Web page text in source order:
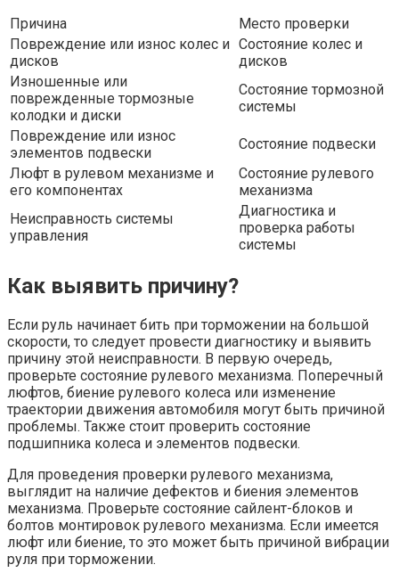
Причина
Место проверки
Повреждение или износ колес и
дисков
Состояние колес и
дисков
Изношенные или
поврежденные тормозные
колодки и диски
Состояние тормозной
системы
Повреждение или износ
элементов подвески
Состояние подвески
Люфт в рулевом механизме и
его компонентах
Состояние рулевого
механизма
Неисправность системы
управления
Диагностика и
проверка работы
системы
Как выявить причину?
Если руль начинает бить при торможении на большой
скорости, то следует провести диагностику и выявить
причину этой неисправности. В первую очередь,
проверьте состояние рулевого механизма. Поперечный
люфтов, биение рулевого колеса или изменение
траектории движения автомобиля могут быть причиной
проблемы. Также стоит проверить состояние
подшипника колеса и элементов подвески.
Для проведения проверки рулевого механизма,
выглядит на наличие дефектов и биения элементов
механизма. Проверьте состояние сайлент-блоков и
болтов монтировок рулевого механизма. Если имеется
люфт или биение, то это может быть причиной вибрации
руля при торможении.